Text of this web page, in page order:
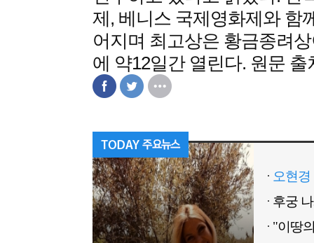
제, 베니스 국제영화제와 함
어지며 최고상은 황금종려
에 약12일간 열린다. 원문 출
오현